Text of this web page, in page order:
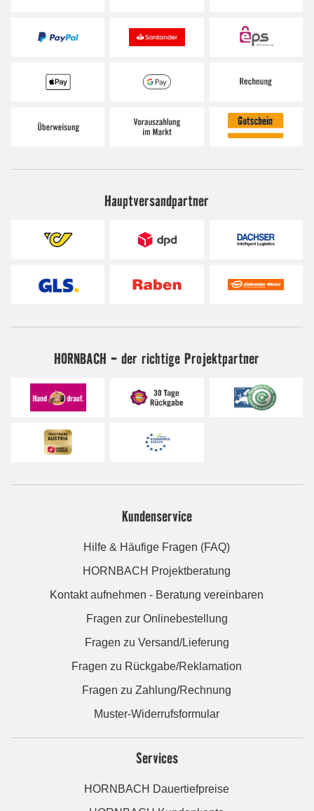
Hauptversandpartner
HORNBACH - der richtige Projektpartner
Kundenservice
Hilfe & Häufige Fragen (FAQ)
HORNBACH Projektberatung
Kontakt aufnehmen - Beratung vereinbaren
Fragen zur Onlinebestellung
Fragen zu Versand/Lieferung
Fragen zu Rückgabe/Reklamation
Fragen zu Zahlung/Rechnung
Muster-Widerrufsformular
Services
HORNBACH Dauertiefpreise